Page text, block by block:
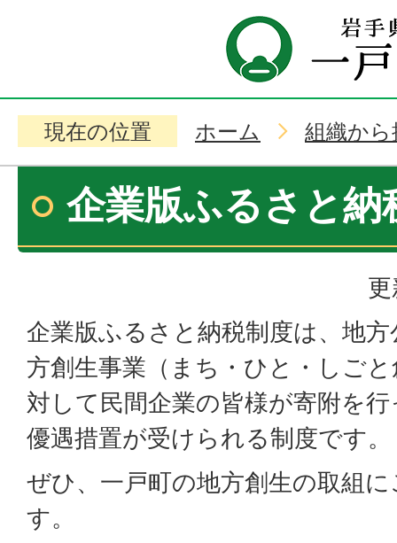
現在の位置 ホーム 組織か
企業版ふるさと納
企業版ふるさと納税制度は、地
方創生事業（まち・ひと・しご
対して民間企業の皆様が寄附を
優遇措置が受けられる制度です。
ぜひ、一戸町の地方創生の取組
す。